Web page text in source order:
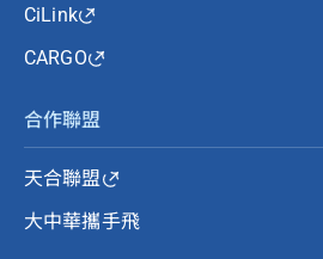
CiLink
CARGO
合作聯盟
天合聯盟
大中華攜手飛